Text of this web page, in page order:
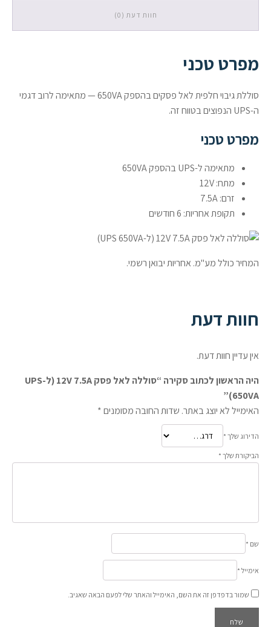
חוות דעת (0)
מפרט טכני
סוללת גיבוי חלפית לאל פסקים בהספק 650VA — מתאימה לרוב דגמי
ה-UPS הנפוצים בטווח זה.
מפרט טכני
מתאימה ל-UPS בהספק 650VA
מתח: 12V
זרם: 7.5A
תקופת אחריות: 6 חודשים
המחיר כולל מע"מ. אחריות יבואן רשמי.
חוות דעת
אין עדיין חוות דעת.
היה הראשון לכתוב סקירה “סוללה לאל פסק 12V 7.5A (ל-UPS
650VA)”
האימייל לא יוצג באתר. שדות החובה מסומנים*
הדירוג שלך *
הביקורת שלך *
שם *
אימייל *
שמור בדפדפן זה את השם, האימייל והאתר שלי לפעם הבאה שאגיב.